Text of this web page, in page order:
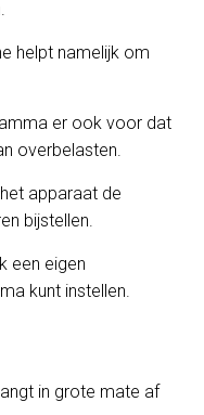
helpt namelijk om
er ook voor dat
overbelasten.
apparaat de
bijstellen.
een eigen
kunt instellen.
in grote mate af